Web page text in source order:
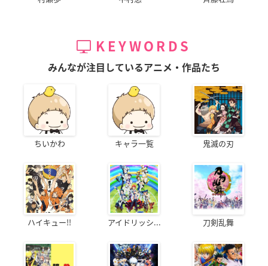
KEYWORDS
みんなが注目しているアニメ・作品たち
ちいかわ キャラ一覧 鬼滅の刃
ハイキュー!! アイドリッシ... 刀剣乱舞